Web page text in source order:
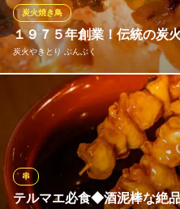
焼鳥もつ鍋だるま 西所沢総
焼き鳥ともつ鍋のお店
西武狭山線西所沢駅 徒歩1分
埼玉県所沢市西所沢1-13-7 吉祥ビル2F
１９７５年創業！伝統の炭
炭火やきとり ぶんぶく
炭火焼き鳥
【ぶんぶくの一押し】 はこの
伝統の味を是非ご堪能下さい。
ります！気軽にお申し付けくだ
※こちらは夜のみのこだわりです。
炭火やきとり ぶんぶく
テルマエ必食◆酒泥棒な絶
串